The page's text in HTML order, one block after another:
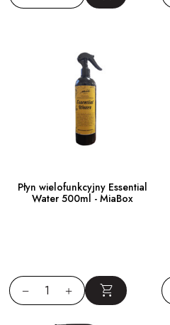
Płyn wielofunkcyjny Essential
Water 500ml - MiaBox